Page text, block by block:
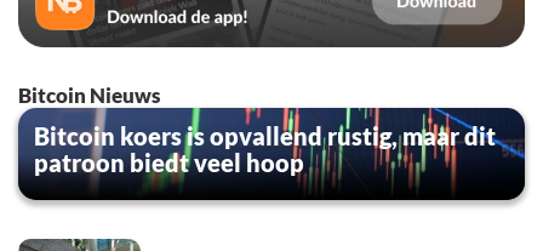
Bitcoin Nieuws
Bitcoin koers is opvallend rustig, maar dit
patroon biedt veel hoop